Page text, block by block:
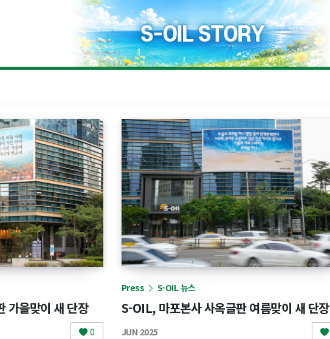
가을맞이 새 단장
0
Press S-OIL 뉴스
S-OIL, 마포본사 사옥글판 여름맞이 새 단장
JUN 2025